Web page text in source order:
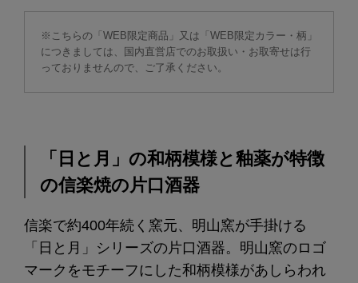
※こちらの「WEB限定商品」又は「WEB限定カラー・柄」
につきましては、国内直営店でのお取扱い・お取寄せは行
っておりませんので、ご了承ください。
「日と月」の和柄模様と釉薬が特徴
の信楽焼の片口酒器
信楽で約400年続く窯元、明山窯が手掛ける
「日と月」シリーズの片口酒器。明山窯のロゴ
マークをモチーフにした和柄模様があしらわれ